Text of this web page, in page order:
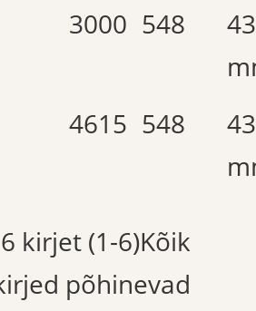
3000 548
4615 548
kirjet (1-6)Kõik
põhinevad